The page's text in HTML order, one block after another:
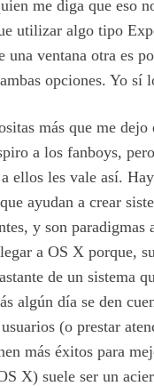
me diga que eso
utilizar algo tipo
una ventana otra es
opciones. Yo sí
más que me
a los fanboys,
ellos les vale así.
ayudan a crear
y son paradigmas
a OS X porque,
de un sistema
algún día se den
(o prestar
más éxitos para
X) suele ser un